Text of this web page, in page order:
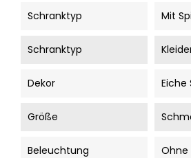
Schranktyp Mit
Schranktyp
Dekor Eiche
Größe
Beleuchtung Ohne